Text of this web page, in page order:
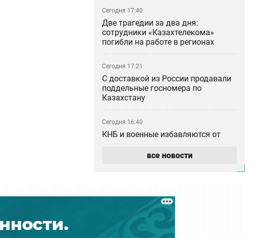
Сегодня 17:40
Две трагедии за два дня:
сотрудники «Казахтелекома»
погибли на работе в регионах
Сегодня 17:21
С доставкой из России продавали
поддельные госномера по
Казахстану
Сегодня 16:40
КНБ и военные избавляются от
противогазов и портретов
Бывший рынок Кайрата
Сатыбалды «Байсат» в Алматы
продали за миллиарды тенге
все новости